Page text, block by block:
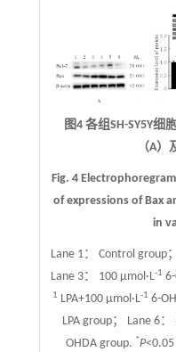
图4 各组SH-SY5Y细
（A）
Fig. 4
of expressions of Bax
in
Lane 1： Control group
Lane 3： 100 μmol·L-1
1 LPA+100 μmol·L-1 6-
LPA group； Lane 6：
OHDA group. *P<0.05